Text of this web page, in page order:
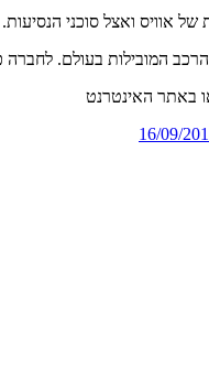
אוויס ואצל סוכני הנסיעות.
16/09/